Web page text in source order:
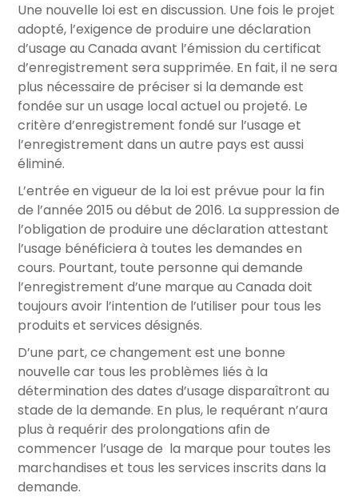
Une nouvelle loi est en discussion. Une fois le projet
adopté, l’exigence de produire une déclaration
d’usage au Canada avant l’émission du certificat
d’enregistrement sera supprimée. En fait, il ne sera
plus nécessaire de préciser si la demande est
fondée sur un usage local actuel ou projeté. Le
critère d’enregistrement fondé sur l’usage et
l’enregistrement dans un autre pays est aussi
éliminé.
L’entrée en vigueur de la loi est prévue pour la fin
de l’année 2015 ou début de 2016. La suppression de
l’obligation de produire une déclaration attestant
l’usage bénéficiera à toutes les demandes en
cours. Pourtant, toute personne qui demande
l’enregistrement d’une marque au Canada doit
toujours avoir l’intention de l’utiliser pour tous les
produits et services désignés.
D’une part, ce changement est une bonne
nouvelle car tous les problèmes liés à la
détermination des dates d’usage disparaîtront au
stade de la demande. En plus, le requérant n’aura
plus à requérir des prolongations afin de
commencer l’usage de la marque pour toutes les
marchandises et tous les services inscrits dans la
demande.